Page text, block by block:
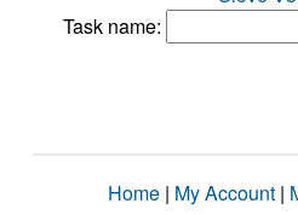
Task name:
Home | My Account |